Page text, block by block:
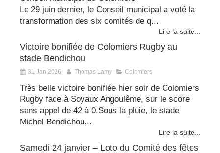
Le 29 juin dernier, le Conseil municipal a voté la
transformation des six comités de q...
Lire la suite...
Victoire bonifiée de Colomiers Rugby au
stade Bendichou
31 Jan 2026 Thomas Lamy Colomiers
Très belle victoire bonifiée hier soir de Colomiers
Rugby face à Soyaux Angoulême, sur le score
sans appel de 42 à 0.Sous la pluie, le stade
Michel Bendichou...
Lire la suite...
Samedi 24 janvier – Loto du Comité des fêtes